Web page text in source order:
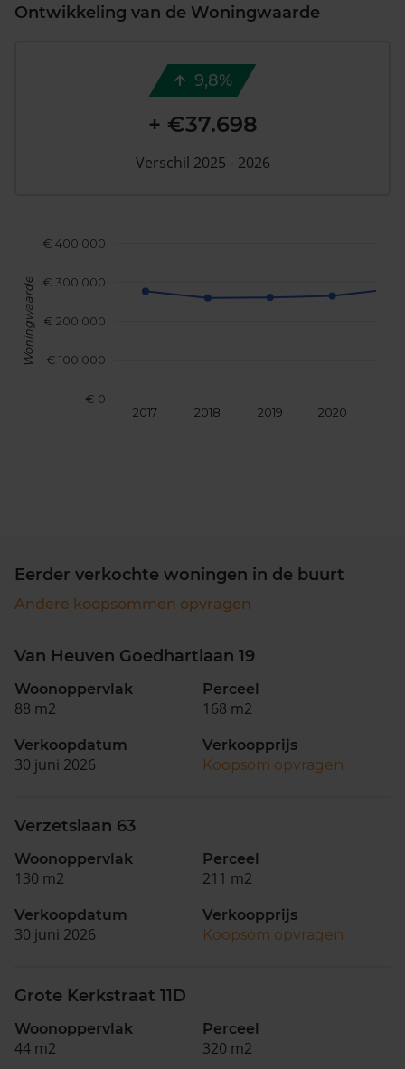
Ontwikkeling van de Woningwaarde
2017 2018 2019 2020
€ 0
€ 100.000
€ 200.000
€ 300.000
€ 400.000
Woningwaarde
9,8%
+ €37.698
Verschil 2025 - 2026
Eerder verkochte woningen in de buurt
Andere koopsommen opvragen
Van Heuven Goedhartlaan 19
Woonoppervlak
88 m2
Perceel
168 m2
Verkoopdatum
30 juni 2026
Verkoopprijs
Koopsom opvragen
Verzetslaan 63
Woonoppervlak
130 m2
Perceel
211 m2
Verkoopdatum
30 juni 2026
Verkoopprijs
Koopsom opvragen
Grote Kerkstraat 11D
Woonoppervlak
44 m2
Perceel
320 m2